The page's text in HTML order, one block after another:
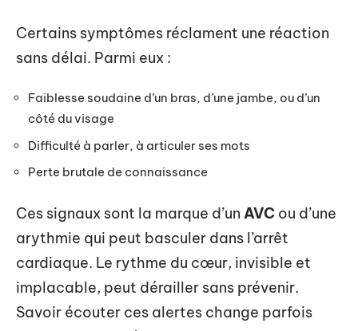
Certains symptômes réclament une réaction
sans délai. Parmi eux :
Faiblesse soudaine d’un bras, d’une jambe, ou d’un
côté du visage
Difficulté à parler, à articuler ses mots
Perte brutale de connaissance
Ces signaux sont la marque d’un AVC ou d’une
arythmie qui peut basculer dans l’arrêt
cardiaque. Le rythme du cœur, invisible et
implacable, peut dérailler sans prévenir.
Savoir écouter ces alertes change parfois